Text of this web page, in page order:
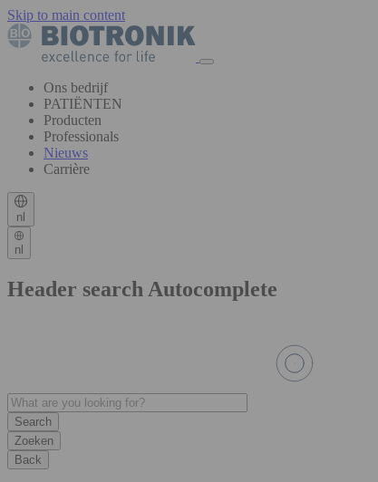
Skip to main content
Ons bedrijf
PATIËNTEN
Producten
Professionals
Nieuws
Carrière
nl
nl
Header search Autocomplete
Zoeken
Back